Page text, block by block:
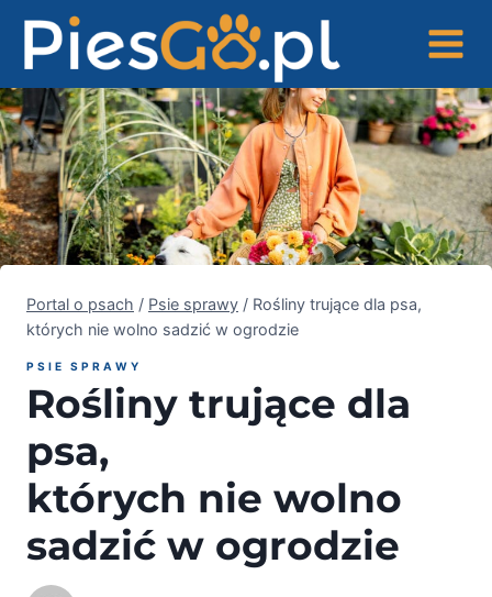
treści
Portal o psach / Psie sprawy / Rośliny trujące dla psa,
których nie wolno sadzić w ogrodzie
PSIE SPRAWY
Rośliny trujące dla
psa,
których nie wolno
sadzić w ogrodzie